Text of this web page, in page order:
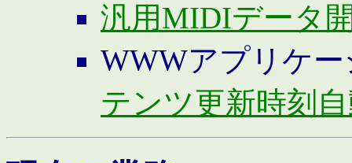
汎用MIDIデータ
WWWアプリケ
テンツ更新時刻